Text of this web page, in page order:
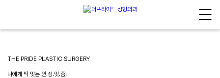
THE PRIDE PLASTIC SURGERY
나에게 딱 맞는 안.성.맞.춤!